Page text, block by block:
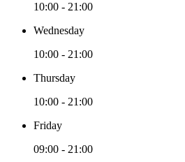
10:00 - 21:00
Wednesday
10:00 - 21:00
Thursday
10:00 - 21:00
Friday
09:00 - 21:00